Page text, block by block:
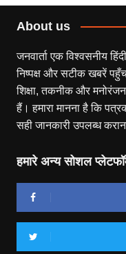
About us
जनवार्ता एक विश्वसनीय
निष्पक्ष और सटीक खबरें
शिक्षा, तकनीक और
हैं। हमारा मानना है कि
सही जानकारी उपलब्ध
हमारे अन्य सोशल